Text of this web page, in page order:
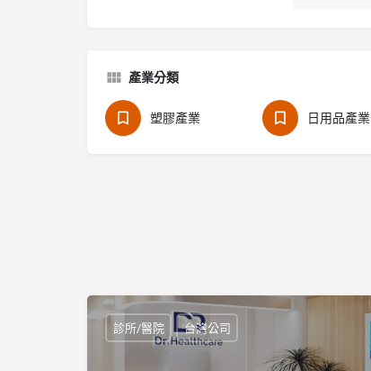
產業分類
塑膠產業 日用品產業
診所/醫院 台灣公司